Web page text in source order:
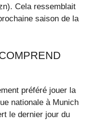
Cela ressemblait
saison de la
préféré jouer la
nationale à Munich
le dernier jour du